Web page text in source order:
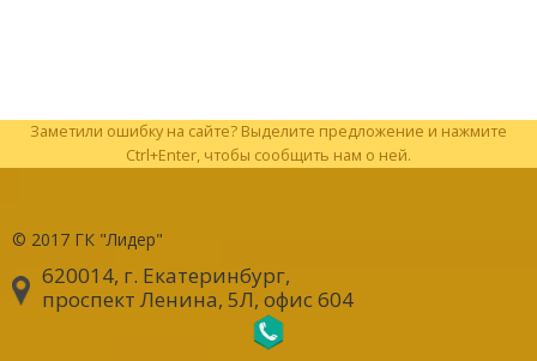
Заметили ошибку на сайте? Выделите предложение и нажмите
Ctrl+Enter, чтобы сообщить нам о ней.
© 2017 ГК "Лидер"
620014, г. Екатеринбург,
проспект Ленина, 5Л, офис 604